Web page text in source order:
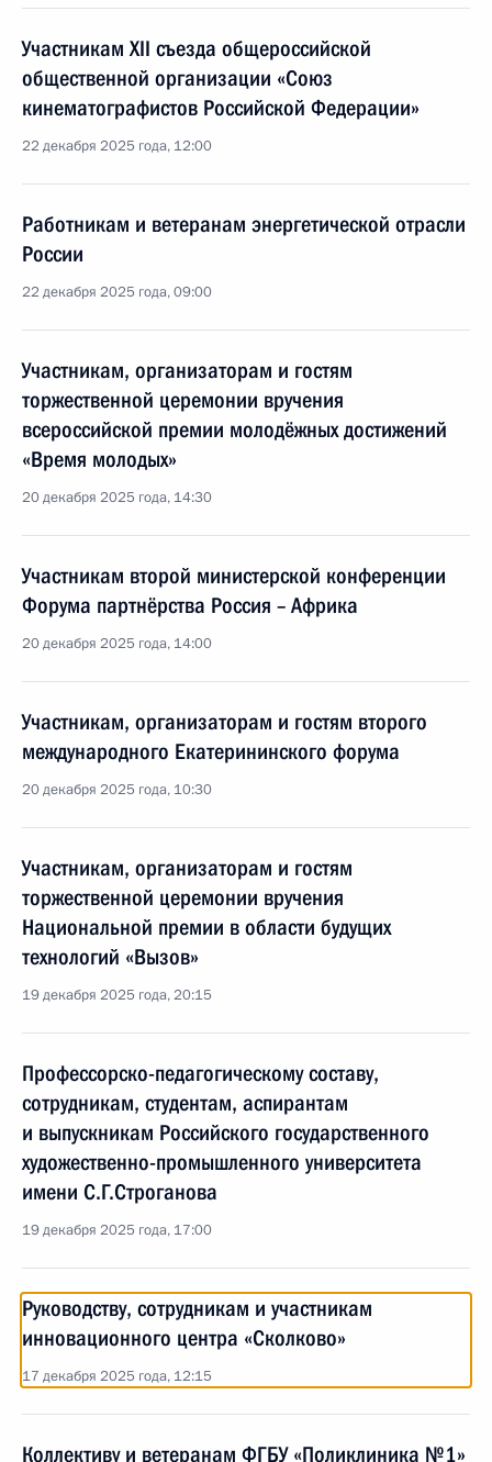
Участникам ХII cъезда общероссийской
общественной организации «Союз
кинематографистов Российской Федерации»
22 декабря 2025 года, 12:00
Работникам и ветеранам энергетической отрасли
России
22 декабря 2025 года, 09:00
Участникам, организаторам и гостям
торжественной церемонии вручения
всероссийской премии молодёжных достижений
«Время молодых»
20 декабря 2025 года, 14:30
Участникам второй министерской конференции
Форума партнёрства Россия – Африка
20 декабря 2025 года, 14:00
Участникам, организаторам и гостям второго
международного Екатерининского форума
20 декабря 2025 года, 10:30
Участникам, организаторам и гостям
торжественной церемонии вручения
Национальной премии в области будущих
технологий «Вызов»
19 декабря 2025 года, 20:15
Профессорско-педагогическому составу,
сотрудникам, студентам, аспирантам
и выпускникам Российского государственного
художественно-промышленного университета
имени С.Г.Строганова
19 декабря 2025 года, 17:00
Руководству, сотрудникам и участникам
инновационного центра «Сколково»
17 декабря 2025 года, 12:15
Коллективу и ветеранам ФГБУ «Поликлиника №1»